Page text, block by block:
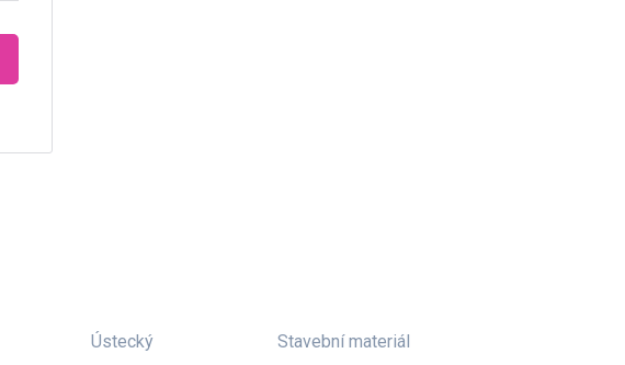
Ústecký Stavební materiál